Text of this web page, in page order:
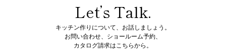
Let’s Talk.
キッチン作りについて、お話しましょう。
お問い合わせ、ショールーム予約、
カタログ請求はこちらから。